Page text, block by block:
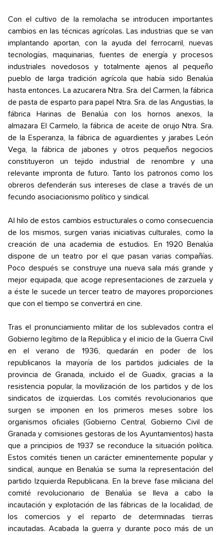
Con el cultivo de la remolacha se introducen importantes
cambios en las técnicas agrícolas. Las industrias que se van
implantando aportan, con la ayuda del ferrocarril, nuevas
tecnologías, maquinarias, fuentes de energía y procesos
industriales novedosos y totalmente ajenos al pequeño
pueblo de larga tradición agrícola que había sido Benalúa
hasta entonces. La azucarera Ntra. Sra. del Carmen, la fábrica
de pasta de esparto para papel Ntra. Sra. de las Angustias, la
fábrica Harinas de Benalúa con los hornos anexos, la
almazara El Carmelo, la fábrica de aceite de orujo Ntra. Sra.
de la Esperanza, la fábrica de aguardientes y jarabes León
Vega, la fábrica de jabones y otros pequeños negocios
constituyeron un tejido industrial de renombre y una
relevante impronta de futuro. Tanto los patronos como los
obreros defenderán sus intereses de clase a través de un
fecundo asociacionismo político y sindical.
Al hilo de estos cambios estructurales o como consecuencia
de los mismos, surgen varias iniciativas culturales, como la
creación de una academia de estudios. En 1920 Benalúa
dispone de un teatro por el que pasan varias compañías.
Poco después se construye una nueva sala más grande y
mejor equipada, que acoge representaciones de zarzuela y
a éste le sucede un tercer teatro de mayores proporciones
que con el tiempo se convertirá en cine.
Tras el pronunciamiento militar de los sublevados contra el
Gobierno legítimo de la República y el inicio de la Guerra Civil
en el verano de 1936, quedarán en poder de los
republicanos la mayoría de los partidos judiciales de la
provincia de Granada, incluido el de Guadix, gracias a la
resistencia popular, la movilización de los partidos y de los
sindicatos de izquierdas. Los comités revolucionarios que
surgen se imponen en los primeros meses sobre los
organismos oficiales (Gobierno Central, Gobierno Civil de
Granada y comisiones gestoras de los Ayuntamientos) hasta
que a principios de 1937 se reconduce la situación política.
Estos comités tienen un carácter eminentemente popular y
sindical, aunque en Benalúa se suma la representación del
partido Izquierda Republicana. En la breve fase miliciana del
comité revolucionario de Benalúa se lleva a cabo la
incautación y explotación de las fábricas de la localidad, de
los comercios y el reparto de determinadas tierras
incautadas. Acabada la guerra y durante poco más de un